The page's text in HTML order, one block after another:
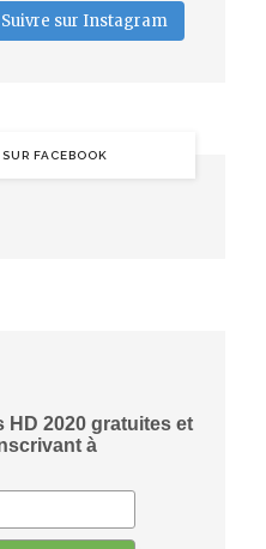
Suivre sur Instagram
FACEBOOK
HD 2020 gratuites et
à